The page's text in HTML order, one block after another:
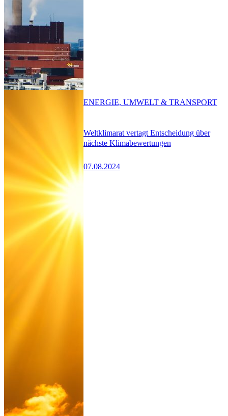
Weltklimarat vertagt Entscheidung über
nächste Klimabewertungen
07.08.2024
ENERGIE, UMWELT & TRANSPORT